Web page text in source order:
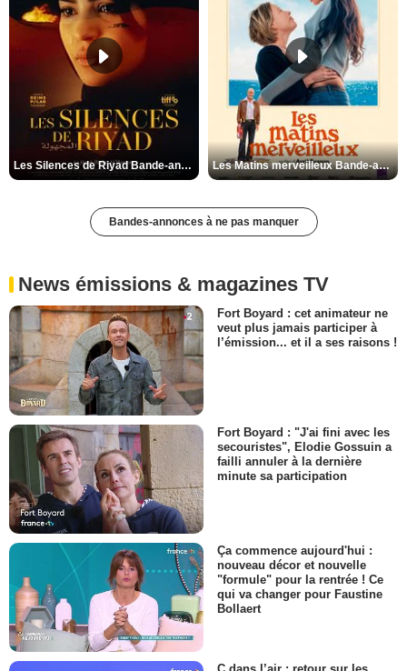
Les Silences de Riyad Bande-annonce VO STFR Les Matins merveilleux Bande-annonce VF
Bandes-annonces à ne pas manquer
News émissions & magazines TV
Fort Boyard : cet animateur ne
veut plus jamais participer à
l’émission... et il a ses raisons !
Fort Boyard : "J'ai fini avec les
secouristes", Elodie Gossuin a
failli annuler à la dernière
minute sa participation
Ça commence aujourd'hui :
nouveau décor et nouvelle
"formule" pour la rentrée ! Ce
qui va changer pour Faustine
Bollaert